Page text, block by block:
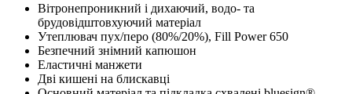
Вітронепроникний і дихаючий, водо- та
брудовідштовхуючий матеріал
Утеплювач пух/перо (80%/20%), Fill Power 650
Безпечний знімний капюшон
Еластичні манжети
Дві кишені на блискавці